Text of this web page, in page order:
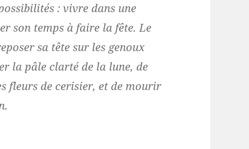
: vivre dans une
son temps à faire la fête. Le
sa tête sur les genoux
la pâle clarté de la lune, de
fleurs de cerisier, et de mourir